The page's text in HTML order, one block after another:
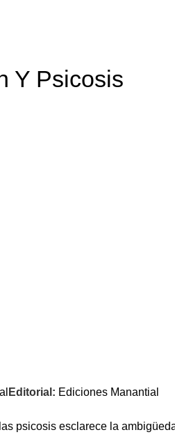
Y Psicosis
Editorial: Ediciones Manantial
psicosis esclarece la